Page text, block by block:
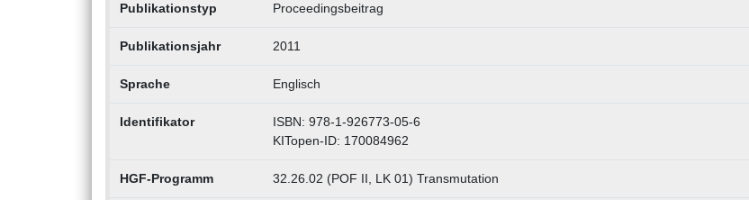
Publikationstyp Proceedingsbeitrag
Publikationsjahr 2011
Sprache Englisch
Identifikator
ISBN: 978-1-926773-05-6
KITopen-ID: 170084962
HGF-Programm 32.26.02 (POF II, LK 01) Transmutation